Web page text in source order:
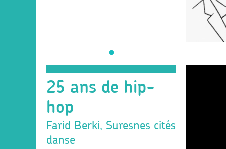
25 ans de hip-
hop
Farid Berki, Suresnes cités
danse